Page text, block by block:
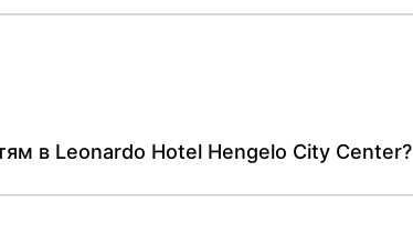
в Leonardo Hotel Hengelo City Center?